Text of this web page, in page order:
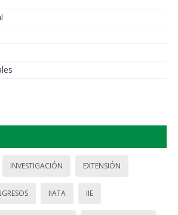
INVESTIGACIÓN EXTENSIÓN
IIATA IIE